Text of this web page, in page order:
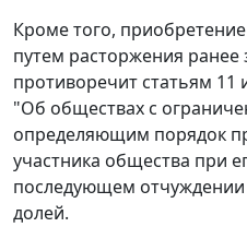
Кроме того,
путем расторжения ранее
противоречит статьям 11
"Об обществах с
определяющим порядок
участника общества при
последующем
долей.